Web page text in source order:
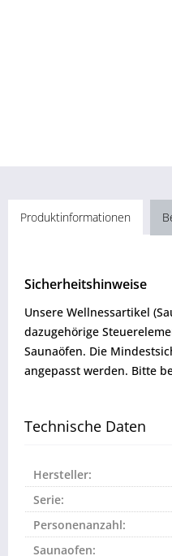
Produktinformationen
Sicherheitshinweise
Unsere Wellnessartikel
dazugehörige
Saunaöfen. Die
angepasst werden. Bitte
Technische Daten
Hersteller:
Serie:
Personenanzahl:
Saunaofen: